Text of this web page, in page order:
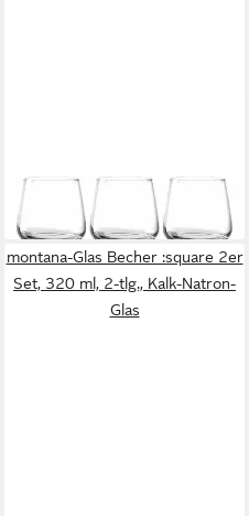
ab 10,32 €
lieferbar - in 3-4 Werktagen bei dir
montana-Glas Becher :square 2er
Set, 320 ml, 2-tlg., Kalk-Natron-
Glas